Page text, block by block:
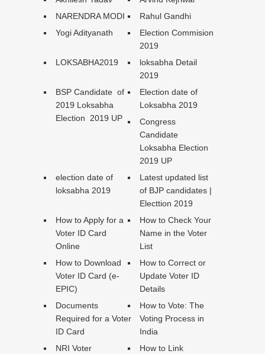
NARENDRA MODI
Rahul Gandhi
Yogi Adityanath
Election Commision
2019
LOKSABHA2019
loksabha Detail
2019
BSP Candidate of
2019 Loksabha
Election 2019 UP
Election date of
Loksabha 2019
Congress
Candidate
Loksabha Election
2019 UP
election date of
loksabha 2019
Latest updated list
of BJP candidates |
Electtion 2019
How to Apply for a
Voter ID Card
Online
How to Check Your
Name in the Voter
List
How to Download
Voter ID Card (e-
EPIC)
How to Correct or
Update Voter ID
Details
Documents
Required for a Voter
ID Card
How to Vote: The
Voting Process in
India
NRI Voter
How to Link